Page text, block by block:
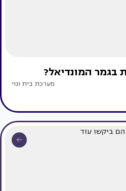
בגמר המונדיאל?
מערכת בית ונוי